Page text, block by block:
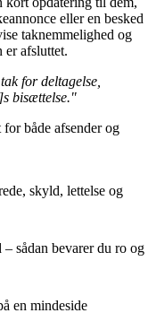
eller en besked
taknemmelighed og
er afsluttet.
for deltagelse,
bisættelse."
både afsender og
skyld, lettelse og
sådan bevarer du ro og
en mindeside